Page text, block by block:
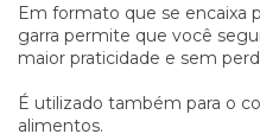
Em formato que se encaixa
garra permite que você
maior praticidade e sem
É utilizado também para o
alimentos.